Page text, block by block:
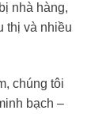
nhà hàng,
thị và nhiều
chúng tôi
bạch –